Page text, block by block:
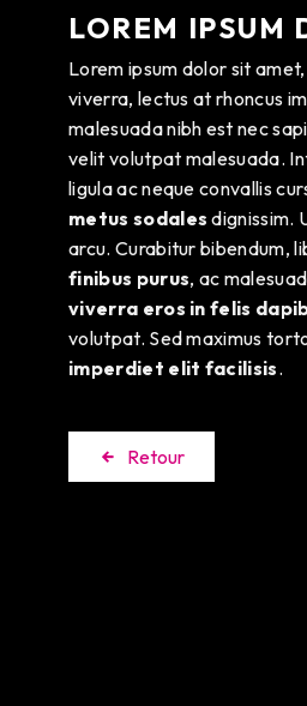
LOREM IPSUM
Lorem ipsum dolor sit amet,
viverra, lectus at rhoncus
malesuada nibh est nec
velit volutpat malesuada.
ligula ac neque convallis
metus sodales dignissim.
arcu. Curabitur bibendum,
finibus purus, ac
viverra eros in felis
volutpat. Sed maximus
imperdiet elit facilisis.
Retour